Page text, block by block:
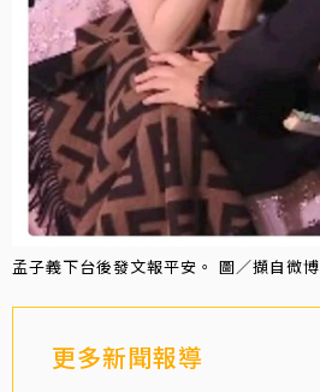
孟子義下台後發文報平安。 圖／擷自微博
更多新聞報導